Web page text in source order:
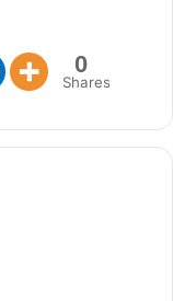
0
Shares